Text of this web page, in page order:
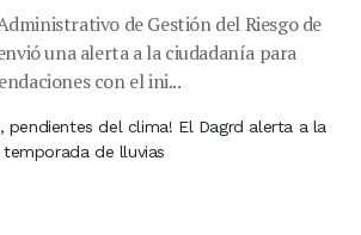
de Gestión del Riesgo de
una alerta a la ciudadanía para
con el ini...